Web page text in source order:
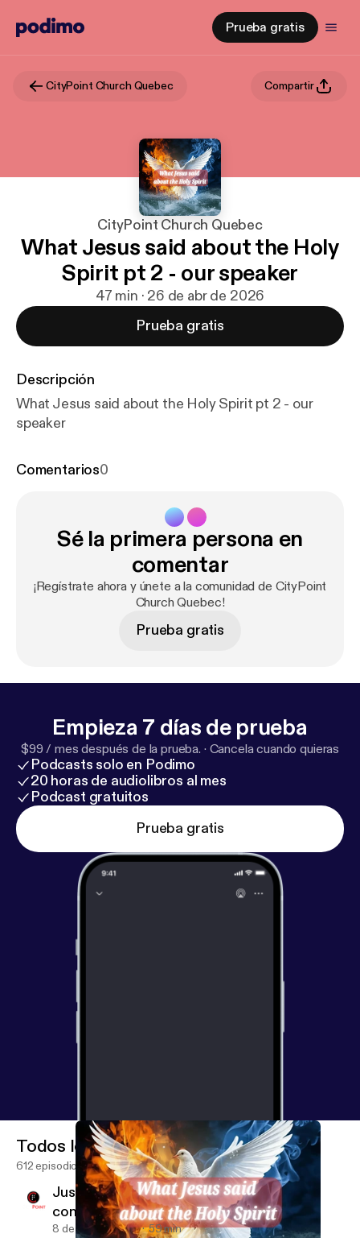
Prueba gratis
CityPoint Church Quebec Compartir
CityPoint Church Quebec
What Jesus said about the Holy
Spirit pt 2 - our speaker
47 min · 26 de abr de 2026
Prueba gratis
Descripción
What Jesus said about the Holy Spirit pt 2 - our
speaker
Comentarios0
Sé la primera persona en
comentar
¡Regístrate ahora y únete a la comunidad de CityPoint
Church Quebec!
Prueba gratis
Empieza 7 días de prueba
$99 / mes después de la prueba. · Cancela cuando quieras
Podcasts solo en Podimo
20 horas de audiolibros al mes
Podcast gratuitos
Prueba gratis
Todos los episodios
612 episodios
Just between us pt 6 - difficult
conversations
8 de ago de 2026 59 min